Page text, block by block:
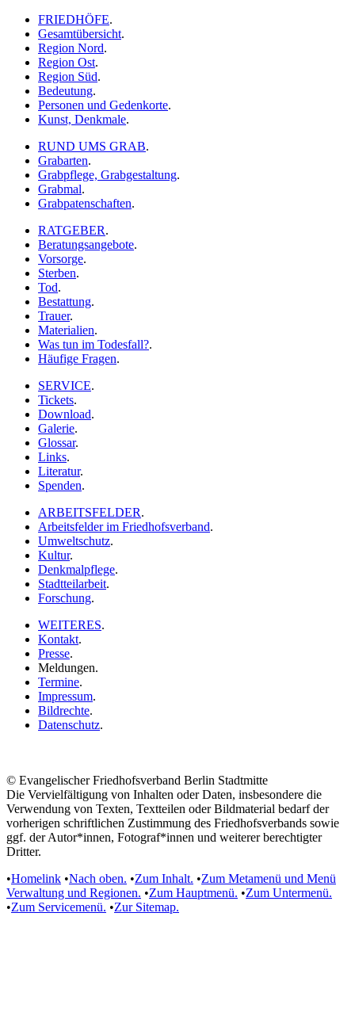
FRIEDHÖFE.
Gesamtübersicht.
Region Nord.
Region Ost.
Region Süd.
Bedeutung.
Personen und Gedenkorte.
Kunst, Denkmale.
RUND UMS GRAB.
Grabarten.
Grabpflege, Grabgestaltung.
Grabmal.
Grabpatenschaften.
RATGEBER.
Beratungsangebote.
Vorsorge.
Sterben.
Tod.
Bestattung.
Trauer.
Materialien.
Was tun im Todesfall?.
Häufige Fragen.
SERVICE.
Tickets.
Download.
Galerie.
Glossar.
Links.
Literatur.
Spenden.
ARBEITSFELDER.
Arbeitsfelder im Friedhofsverband.
Umweltschutz.
Kultur.
Denkmalpflege.
Stadtteilarbeit.
Forschung.
WEITERES.
Kontakt.
Presse.
Meldungen.
Termine.
Impressum.
Bildrechte.
Datenschutz.
© Evangelischer Friedhofsverband Berlin Stadtmitte
Die Vervielfältigung von Inhalten oder Daten, insbesondere die
Verwendung von Texten, Textteilen oder Bildmaterial bedarf der
vorherigen schriftlichen Zustimmung des Friedhofsverbands sowie
ggf. der Autor*innen, Fotograf*innen und weiterer berechtigter
Dritter.
•Homelink •Nach oben. •Zum Inhalt. •Zum Metamenü und Menü
Verwaltung und Regionen. •Zum Hauptmenü. •Zum Untermenü.
•Zum Servicemenü. •Zur Sitemap.